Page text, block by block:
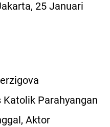
25 Januari
Parahyangan
Aktor